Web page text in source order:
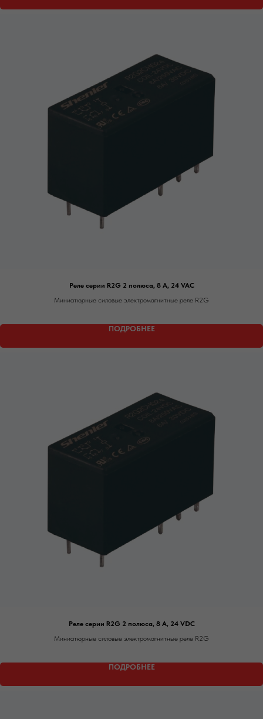
Реле серии R2G 2 полюса, 8 А, 24 VAC
Миниатюрные силовые электромагнитные реле R2G
ПОДРОБНЕЕ
Реле серии R2G 2 полюса, 8 А, 24 VDC
Миниатюрные силовые электромагнитные реле R2G
ПОДРОБНЕЕ